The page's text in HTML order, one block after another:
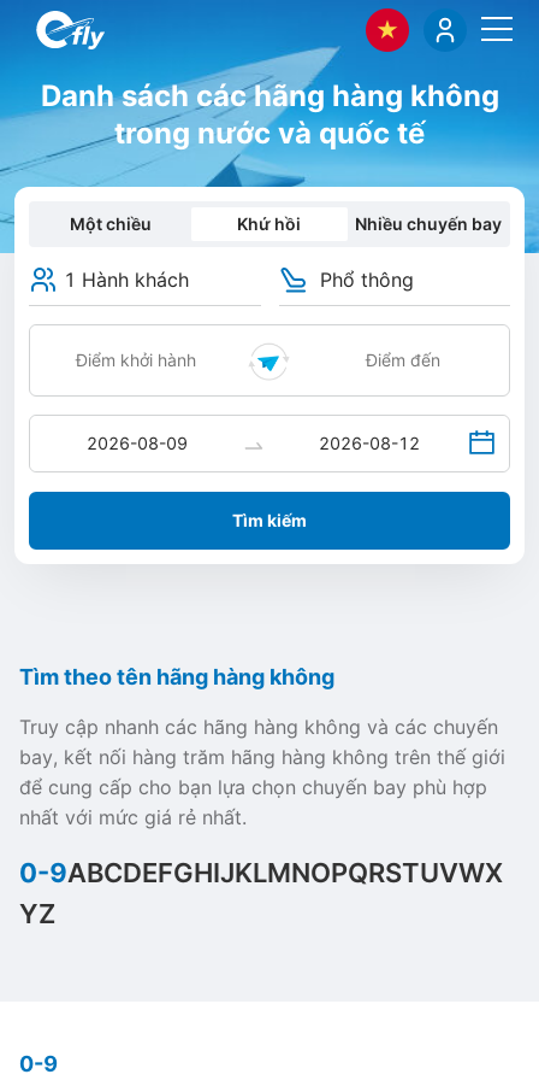
Danh sách các hãng hàng không
trong nước và quốc tế
Một chiều Khứ hồi Nhiều chuyến bay
1 Hành khách Phổ thông
Tìm kiếm
Tìm theo tên hãng hàng không
Truy cập nhanh các hãng hàng không và các chuyến
bay, kết nối hàng trăm hãng hàng không trên thế giới
để cung cấp cho bạn lựa chọn chuyến bay phù hợp
nhất với mức giá rẻ nhất.
0-9ABCDEFGHIJKLMNOPQRSTUVWX
YZ
0-9